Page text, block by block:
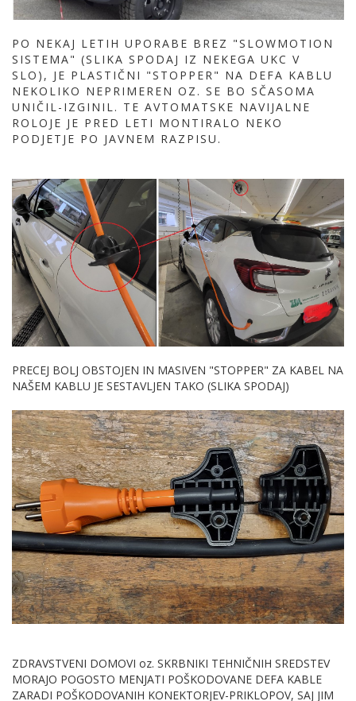
PO NEKAJ LETIH UPORABE BREZ "SLOWMOTION
SISTEMA" (SLIKA SPODAJ IZ NEKEGA UKC V
SLO), JE PLASTIČNI "STOPPER" NA DEFA KABLU
NEKOLIKO NEPRIMEREN OZ. SE BO SČASOMA
UNIČIL-IZGINIL. TE AVTOMATSKE NAVIJALNE
ROLOJE JE PRED LETI MONTIRALO NEKO
PODJETJE PO JAVNEM RAZPISU.
PRECEJ BOLJ OBSTOJEN IN MASIVEN "STOPPER" ZA KABEL NA
NAŠEM KABLU JE SESTAVLJEN TAKO (SLIKA SPODAJ)
ZDRAVSTVENI DOMOVI oz. SKRBNIKI TEHNIČNIH SREDSTEV
MORAJO POGOSTO MENJATI POŠKODOVANE DEFA KABLE
ZARADI POŠKODOVANIH KONEKTORJEV-PRIKLOPOV, SAJ JIM